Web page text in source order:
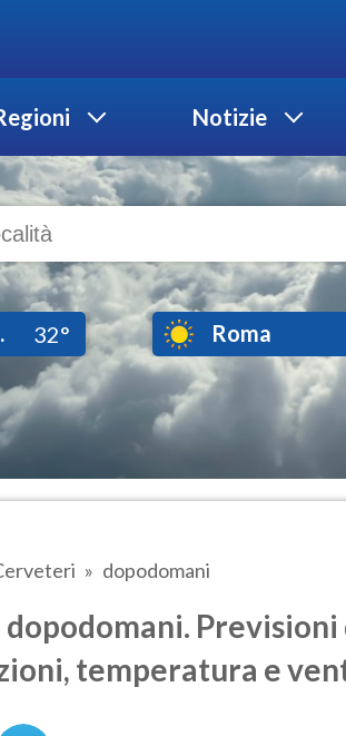
Notizie
32° Roma
dopodomani
Previsioni
temperatura e